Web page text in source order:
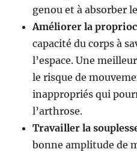
genou et à absorber
Améliorer la
capacité du corps à
l’espace. Une
le risque de
inappropriés qui
l’arthrose.
Travailler la
bonne amplitude de